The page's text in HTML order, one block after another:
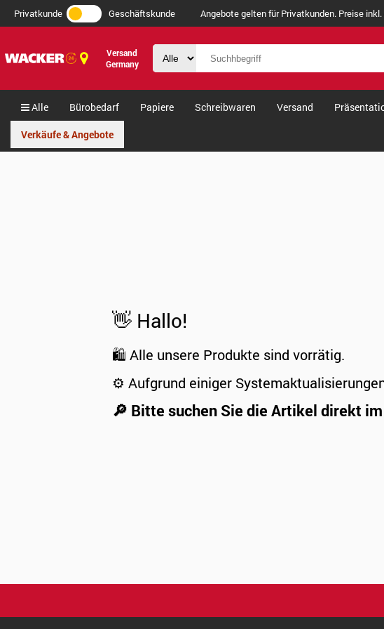
Privatkunde Geschäftskunde Angebote gelten für Privatkunden. Preise
Versand
Germany
Alle Bürobedarf Papiere Schreibwaren Versand
Verkäufe & Angebote
👋 Hallo!
🛍️ Alle unsere Produkte sind vorrätig.
⚙️ Aufgrund einiger
🔎 Bitte suchen Sie die Artikel direkt